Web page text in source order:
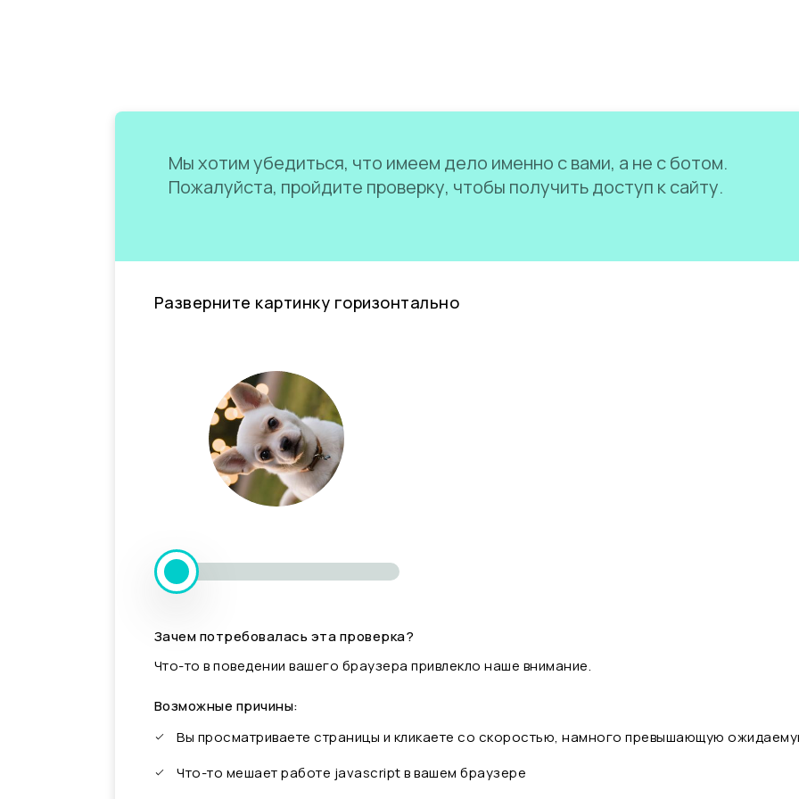
Мы хотим убедиться, что имеем дело именно с вами, а не с ботом.
Пожалуйста, пройдите проверку, чтобы получить доступ к сайту.
Разверните картинку горизонтально
Зачем потребовалась эта проверка?
Что-то в поведении вашего браузера привлекло наше внимание.
Возможные причины:
Вы просматриваете страницы и кликаете со скоростью, намного превышающую
Что-то мешает работе javascript в вашем браузере